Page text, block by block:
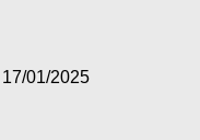
17/01/2025